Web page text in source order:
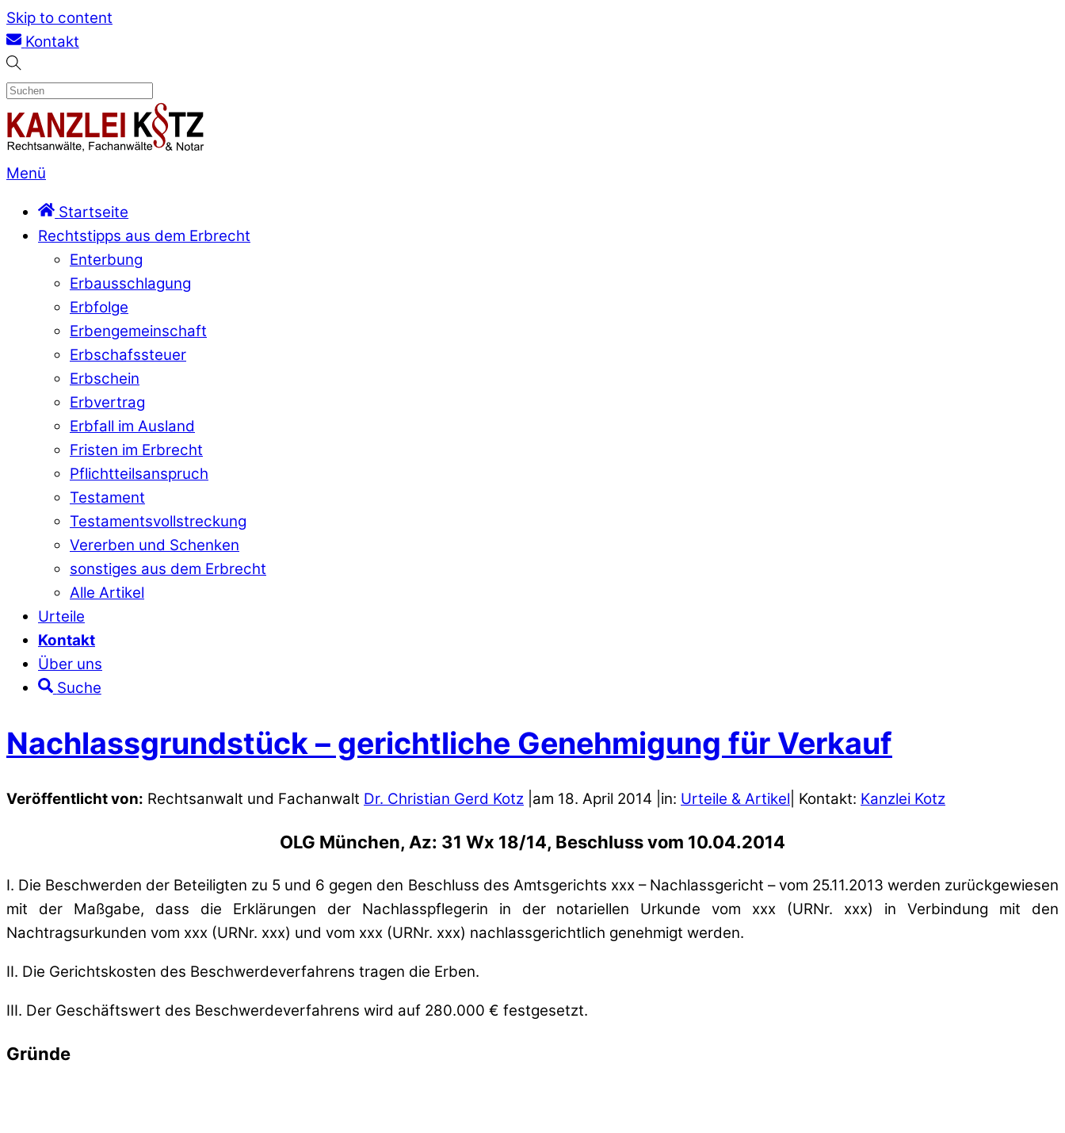
Skip to content
Kontakt
Menü
Startseite
Rechtstipps aus dem Erbrecht
Enterbung
Erbausschlagung
Erbfolge
Erbengemeinschaft
Erbschafssteuer
Erbschein
Erbvertrag
Erbfall im Ausland
Fristen im Erbrecht
Pflichtteilsanspruch
Testament
Testamentsvollstreckung
Vererben und Schenken
sonstiges aus dem Erbrecht
Alle Artikel
Urteile
Kontakt
Über uns
Suche
Nachlassgrundstück – gerichtliche Genehmigung für Verkauf
Veröffentlicht von: Rechtsanwalt und Fachanwalt Dr. Christian Gerd Kotz am 18. April 2014 in: Urteile & Artikel | Kontakt: Kanzlei Kotz
OLG München, Az: 31 Wx 18/14, Beschluss vom 10.04.2014
I. Die Beschwerden der Beteiligten zu 5 und 6 gegen den Beschluss des Amtsgerichts xxx – Nachlassgericht – vom 25.11.2013 werden zurückgewiesen
mit der Maßgabe, dass die Erklärungen der Nachlasspflegerin in der notariellen Urkunde vom xxx (URNr. xxx) in Verbindung mit den
Nachtragsurkunden vom xxx (URNr. xxx) und vom xxx (URNr. xxx) nachlassgerichtlich genehmigt werden.
II. Die Gerichtskosten des Beschwerdeverfahrens tragen die Erben.
III. Der Geschäftswert des Beschwerdeverfahrens wird auf 280.000 € festgesetzt.
Gründe